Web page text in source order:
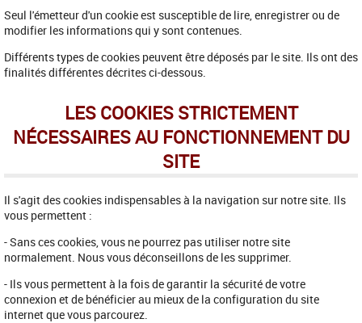
Seul l'émetteur d'un cookie est susceptible de lire, enregistrer ou de
modifier les informations qui y sont contenues.
Différents types de cookies peuvent être déposés par le site. Ils ont des
finalités différentes décrites ci-dessous.
LES COOKIES STRICTEMENT
NÉCESSAIRES AU FONCTIONNEMENT DU
SITE
Il s'agit des cookies indispensables à la navigation sur notre site. Ils
vous permettent :
- Sans ces cookies, vous ne pourrez pas utiliser notre site
normalement. Nous vous déconseillons de les supprimer.
- Ils vous permettent à la fois de garantir la sécurité de votre
connexion et de bénéficier au mieux de la configuration du site
internet que vous parcourez.